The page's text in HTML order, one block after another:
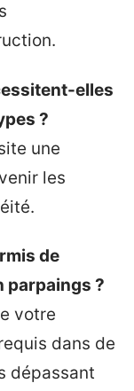
elles
?
une
les
de
parpaings ?
votre
dans de
dépassant